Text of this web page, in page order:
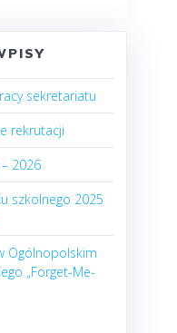
sekretariatu
rekrutacji
– 2026
szkolnego 2025
Ogólnopolskim
„Forget-Me-